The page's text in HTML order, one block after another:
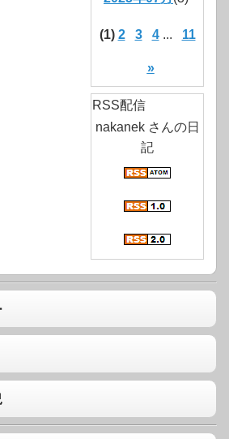
(1) 2 3 4... 11
»
RSS配信
nakanek さんの日
記